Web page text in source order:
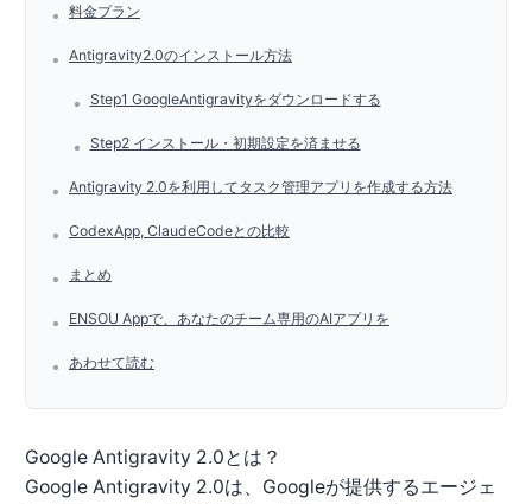
• 料金プラン
• Antigravity2.0のインストール方法
• Step1 GoogleAntigravityをダウンロードする
• Step2 インストール・初期設定を済ませる
• Antigravity 2.0を利用してタスク管理アプリを作成する方法
• CodexApp, ClaudeCodeとの比較
• まとめ
• ENSOU Appで、あなたのチーム専用のAIアプリを
• あわせて読む
Google Antigravity 2.0とは？
Google Antigravity 2.0は、Googleが提供するエージェ